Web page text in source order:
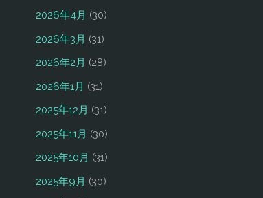
2026年4月 (30)
2026年3月 (31)
2026年2月 (28)
2026年1月 (31)
2025年12月 (31)
2025年11月 (30)
2025年10月 (31)
2025年9月 (30)